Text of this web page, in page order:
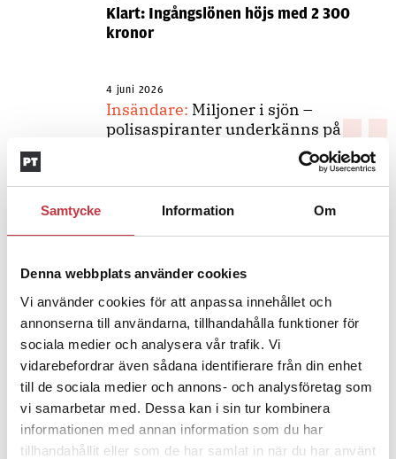
Samtycke Information Om
Denna webbplats använder cookies
Vi använder cookies för att anpassa innehållet och
annonserna till användarna, tillhandahålla funktioner för
sociala medier och analysera vår trafik. Vi
vidarebefordrar även sådana identifierare från din enhet
till de sociala medier och annons- och analysföretag som
vi samarbetar med. Dessa kan i sin tur kombinera
informationen med annan information som du har
tillhandahållit eller som de har samlat in när du har använt
Klart: Ingångslönen höjs med 2 300
kronor
4 juni 2026
Insändare: Miljoner i sjön –
polisaspiranter underkänns på
Jens Mårtensson:Snart 20 år i tjänst
4 juni 2026
Polisregionen erkänner fel: ”Kommer
att rättas till”